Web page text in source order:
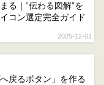
2025-12-01
る｜“伝わる図解”を
コン選定完全ガイド
戻るボタン」を作る